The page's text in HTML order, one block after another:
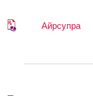
Айрсупра